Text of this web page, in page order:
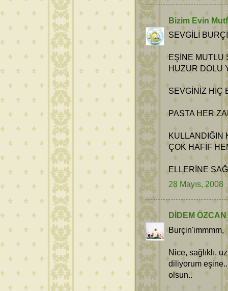
Bizim Evin
SEVGİLİ
EŞİNE MUTLU
HUZUR DOLU
SEVGİNİZ HİÇ
PASTA HER
KULLANDIĞIN
ÇOK HAFİF
ELLERİNE
28 Mayıs, 2008
DİDEM ÖZCAN
Burçin'immmm,
Nice, sağlıklı,
diliyorum
olsun..